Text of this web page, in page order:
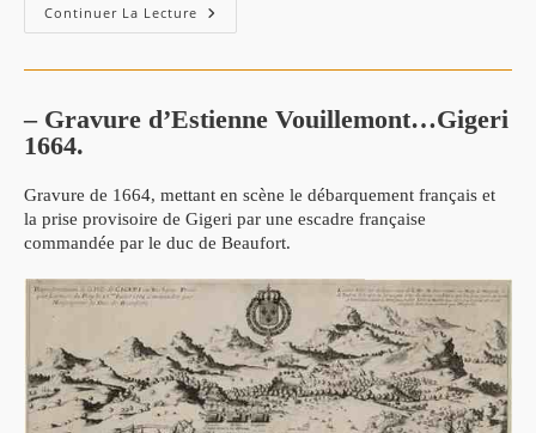
Continuer La Lecture Carte
Des
De
Jijel
– Gravure d’Estienne Vouillemont…Gigeri
1664.
Gravure de 1664, mettant en scène le débarquement français et
la prise provisoire de Gigeri par une escadre française
commandée par le duc de Beaufort.